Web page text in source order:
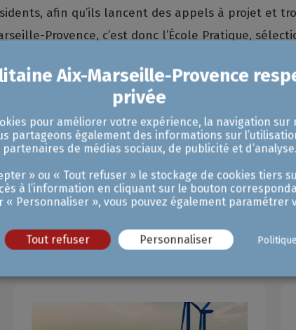
afin qu’ils lancent des appels à projet et
Provence, c’est donc l’École Pratique,
c’est 450 entreprises et 3500
», avance de son côté Didier Bertrand,
candidats. Ne manque donc qu’à concilier
adaptées. Et reconnues par l’éducation
s’inscrire dans la nomenclature de la
Nos dernières actualités
pour améliorer votre expérience, la navigation sur
partageons également des informations sur
partenaires de médias sociaux, de publicité et d’analyse.
» ou « Tout refuser » le stockage de cookies tiers
à l’information en cliquant sur le bouton
« Personnaliser », vous pouvez également paramétrer
Tout refuser Personnaliser